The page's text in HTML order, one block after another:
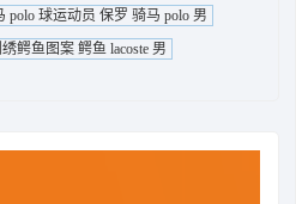
polo 球运动员 保罗 骑马 polo 男
鳄鱼图案 鳄鱼 lacoste 男